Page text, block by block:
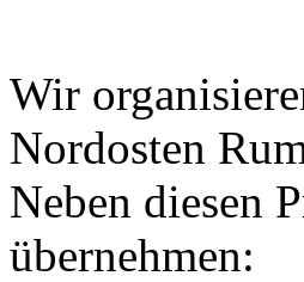
Wir
Nordosten
Neben diesen
übernehmen: